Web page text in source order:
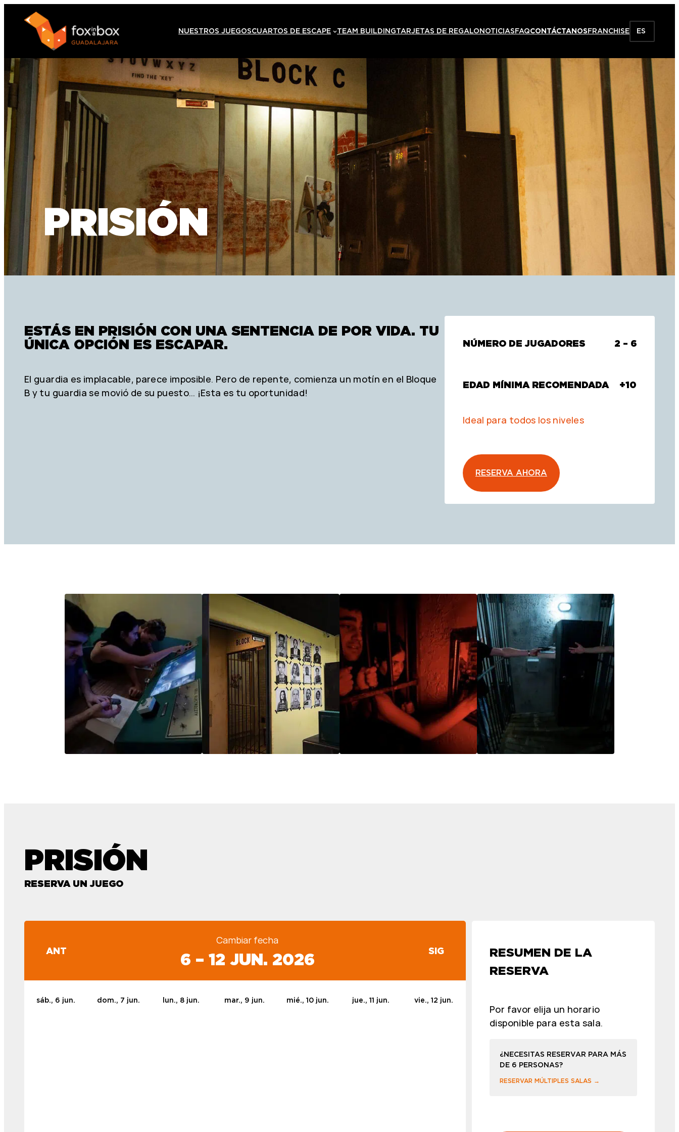
NUESTROS JUEGOSCUARTOS DE ESCAPE TEAM BUILDINGTARJETAS DE REGALONOTICIASFAQCONTÁCTANOSFRANCHISE ES
PRISIÓN
ESTÁS EN PRISIÓN CON UNA SENTENCIA DE POR VIDA. TU
ÚNICA OPCIÓN ES ESCAPAR.
El guardia es implacable, parece imposible. Pero de repente, comienza un motín en el Bloque
B y tu guardia se movió de su puesto… ¡Esta es tu oportunidad!
NÚMERO DE JUGADORES 2 – 6
EDAD MÍNIMA RECOMENDADA +10
Ideal para todos los niveles
RESERVA AHORA
PRISIÓN
RESERVA UN JUEGO
ANT
Cambiar fecha
6 – 12 JUN. 2026 SIG
sáb., 6 jun. dom., 7 jun. lun., 8 jun. mar., 9 jun. mié., 10 jun. jue., 11 jun. vie., 12 jun.
RESUMEN DE LA
RESERVA
Por favor elija un horario
disponible para esta sala.
¿NECESITAS RESERVAR PARA MÁS
DE 6 PERSONAS?
RESERVAR MÚLTIPLES SALAS →